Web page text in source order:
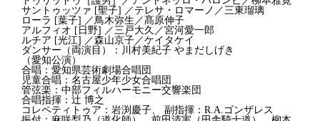
サントゥッツァ [聖子] ／テレサ・ロマーノ／三東瑠璃
ローラ [葉子] ／鳥木弥生／髙原伸子
アルフィオ [日野] ／三戸大久／宮河愛一郎
ルチア [光江] ／森山京子／ケイタケイ
ダンサー（両演目）：川村美紀子 やまだしげき
（愛知公演）
合唱：愛知県芸術劇場合唱団
児童合唱：名古屋少年少女合唱団
管弦楽：中部フィルハーモニー交響楽団
合唱指揮：辻 博之
コレペティトゥア：岩渕慶子、 副指揮：R.A.ゴンザレス